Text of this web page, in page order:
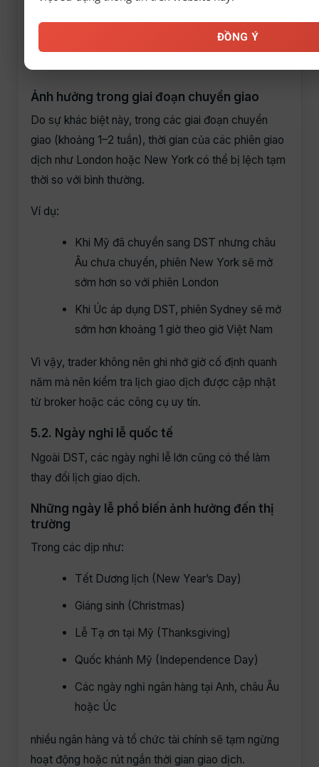
Úc: áp dụng DST theo lịch riêng (thường từ
Ảnh hưởng trong giai đoạn chuyển giao
Do sự khác biệt này, trong các giai đoạn chuyển
giao (khoảng 1–2 tuần), thời gian của các phiên giao
dịch như London hoặc New York có thể bị lệch tạm
thời so với bình thường.
Ví dụ:
Khi Mỹ đã chuyển sang DST nhưng châu
Âu chưa chuyển, phiên New York sẽ mở
sớm hơn so với phiên London
Khi Úc áp dụng DST, phiên Sydney sẽ mở
sớm hơn khoảng 1 giờ theo giờ Việt Nam
Vì vậy, trader không nên ghi nhớ giờ cố định quanh
năm mà nên kiểm tra lịch giao dịch được cập nhật
từ broker hoặc các công cụ uy tín.
5.2. Ngày nghỉ lễ quốc tế
Ngoài DST, các ngày nghỉ lễ lớn cũng có thể làm
thay đổi lịch giao dịch.
Những ngày lễ phổ biến ảnh hưởng đến thị
trường
Trong các dịp như:
Tết Dương lịch (New Year’s Day)
Giáng sinh (Christmas)
Lễ Tạ ơn tại Mỹ (Thanksgiving)
Quốc khánh Mỹ (Independence Day)
Các ngày nghỉ ngân hàng tại Anh, châu Âu
hoặc Úc
nhiều ngân hàng và tổ chức tài chính sẽ tạm ngừng
hoạt động hoặc rút ngắn thời gian giao dịch.
ĐỒNG Ý